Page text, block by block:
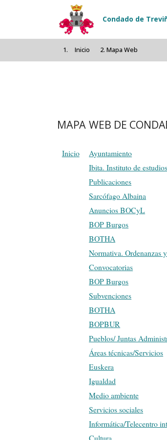
Pasar al contenido
Condado de
Inicio Mapa Web
MAPA WEB DE
Inicio
Ayuntamiento
Ibita. Instituto de
Publicaciones
Sarcófago Albaina
Anuncios BOCyL
BOP Burgos
BOTHA
Normativa. Ordenanzas
Convocatorias
BOP Burgos
Subvenciones
BOTHA
BOPBUR
Pueblos/ Juntas
Áreas técnicas/Servicios
Euskera
Igualdad
Medio ambiente
Servicios sociales
Informática/Telecentro